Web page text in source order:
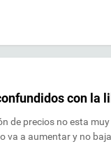
con la
de precios no esta
va a aumentar y no